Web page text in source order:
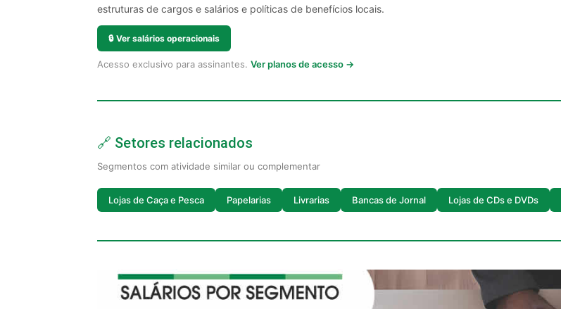
estruturas de cargos e salários e políticas de benefícios locais.
🔒 Ver salários operacionais
Acesso exclusivo para assinantes. Ver planos de acesso →
🔗 Setores relacionados
Segmentos com atividade similar ou complementar
Lojas de Caça e Pesca Papelarias Livrarias Bancas de Jornal Lojas de CDs e DVDs